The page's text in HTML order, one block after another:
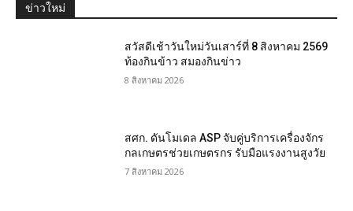
ข่าวใหม่
สวัสดีเช้าวันใหม่วันเสาร์ที่ 8 สิงหาคม 2569
ท้องกินข้าว สมองกินข่าว
8 สิงหาคม 2026
สศก. ดันโมเดล ASP จับคู่บริการเครื่องจักร
กลเกษตรช่วยเกษตรกร รับมือแรงงานสูงวัย
7 สิงหาคม 2026